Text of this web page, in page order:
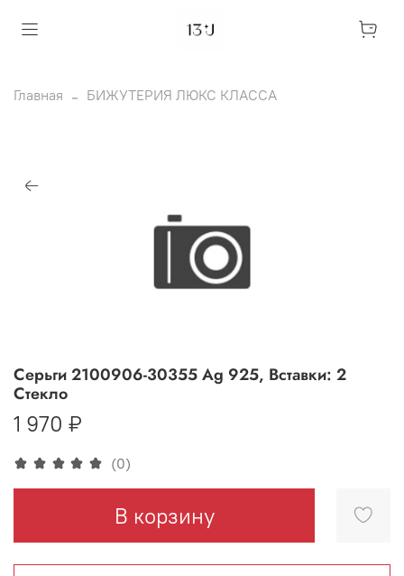
Главная БИЖУТЕРИЯ ЛЮКС КЛАССА
(0)
Серьги 2100906-30355 Ag 925, Вставки: 2
Стекло
1 970 ₽
В корзину